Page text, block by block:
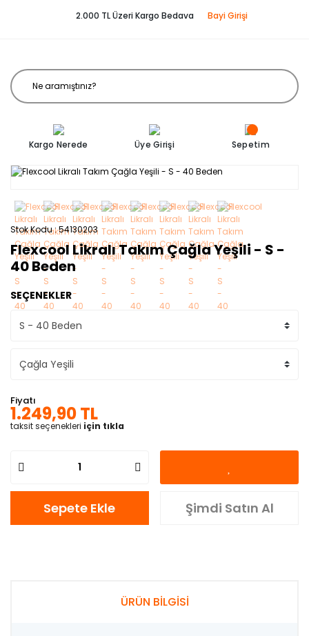
2.000 TL Üzeri Kargo Bedava Bayi Girişi
Kargo Nerede Üye Girişi Sepetim
Stok Kodu 54130203
Flexcool Likralı Takım Çağla Yeşili - S -
40 Beden
SEÇENEKLER
Fiyatı
1.249,90 TL
taksit seçenekleri için tıkla
Sepete Ekle Şimdi Satın Al
ÜRÜN BİLGİSİ